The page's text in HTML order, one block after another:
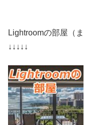
Lightroomの部屋（
↓↓↓↓↓